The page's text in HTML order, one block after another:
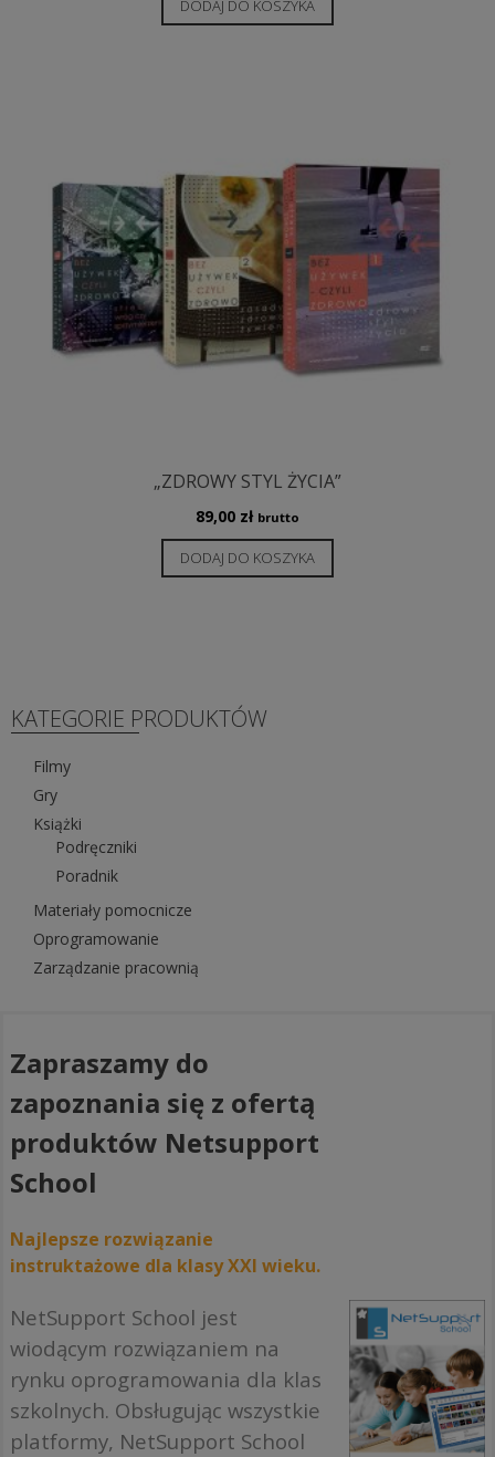
DODAJ DO KOSZYKA
„ZDROWY STYL ŻYCIA”
89,00 zł brutto
DODAJ DO KOSZYKA
KATEGORIE PRODUKTÓW
Filmy
Gry
Książki
Podręczniki
Poradnik
Materiały pomocnicze
Oprogramowanie
Zarządzanie pracownią
Zapraszamy do
zapoznania się z ofertą
produktów Netsupport
School
Najlepsze rozwiązanie
instruktażowe dla klasy XXI wieku.
NetSupport School jest
wiodącym rozwiązaniem na
rynku oprogramowania dla klas
szkolnych. Obsługując wszystkie
platformy, NetSupport School